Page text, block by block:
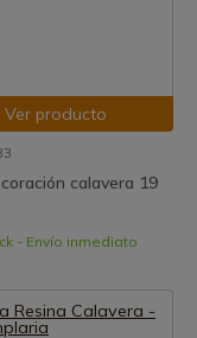
Ver producto
calavera 19
- Envío inmediato